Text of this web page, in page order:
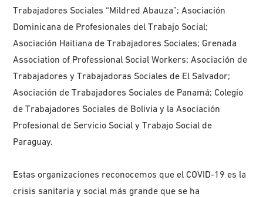
Trabajadores Sociales “Mildred Abauza”; Asociación
Dominicana de Profesionales del Trabajo Social;
Asociación Haitiana de Trabajadores Sociales; Grenada
Association of Professional Social Workers; Asociación de
Trabajadores y Trabajadoras Sociales de El Salvador;
Asociación de Trabajadores Sociales de Panamá; Colegio
de Trabajadores Sociales de Bolivia y la Asociación
Profesional de Servicio Social y Trabajo Social de
Paraguay.
Estas organizaciones reconocemos que el COVID-19 es la
crisis sanitaria y social más grande que se ha